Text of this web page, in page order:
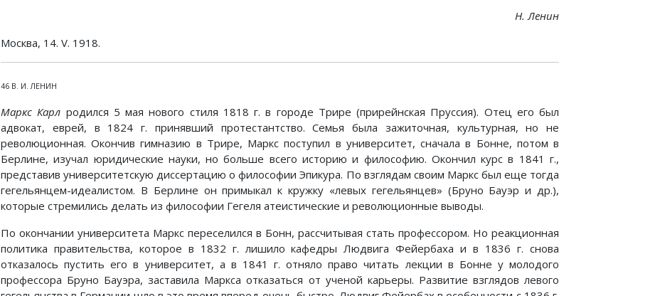
Н. Ленин
Москва, 14. V. 1918.
46 В. И. ЛЕНИН
Маркс Карл родился 5 мая нового стиля 1818 г. в городе Трире (прирейнская Пруссия). Отец его был
адвокат, еврей, в 1824 г. принявший протестантство. Семья была зажиточная, культурная, но не
революционная. Окончив гимназию в Трире, Маркс поступил в университет, сначала в Бонне, потом в
Берлине, изучал юридические науки, но больше всего историю и философию. Окончил курс в 1841 г.,
представив университетскую диссертацию о философии Эпикура. По взглядам своим Маркс был еще тогда
гегельянцем-идеалистом. В Берлине он примыкал к кружку «левых гегельянцев» (Бруно Бауэр и др.),
которые стремились делать из философии Гегеля атеистические и революционные выводы.
По окончании университета Маркс переселился в Бонн, рассчитывая стать профессором. Но реакционная
политика правительства, которое в 1832 г. лишило кафедры Людвига Фейербаха и в 1836 г. снова
отказалось пустить его в университет, а в 1841 г. отняло право читать лекции в Бонне у молодого
профессора Бруно Бауэра, заставила Маркса отказаться от ученой карьеры. Развитие взглядов левого